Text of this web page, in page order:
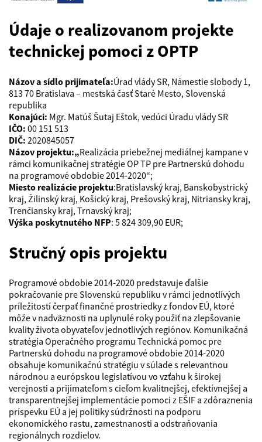
Údaje o realizovanom projekte
technickej pomoci z OPTP
Názov a sídlo prijímateľa:Úrad vlády SR, Námestie slobody 1,
813 70 Bratislava – mestská časť Staré Mesto, Slovenská
republika
Konajúci: Mgr. Matúš Šutaj Eštok, vedúci Úradu vlády SR
IČO: 00 151 513
DIČ: 2020845057
Názov projektu:„Realizácia priebežnej mediálnej kampane v
rámci komunikačnej stratégie OP TP pre Partnerskú dohodu
na programové obdobie 2014-2020“;
Miesto realizácie projektu:Bratislavský kraj, Banskobystrický
kraj, Žilinský kraj, Košický kraj, Prešovský kraj, Nitriansky kraj,
Trenčiansky kraj, Trnavský kraj;
Výška poskytnutého NFP: 5 824 309,90 EUR;
Stručný opis projektu
Programové obdobie 2014-2020 predstavuje ďalšie
pokračovanie pre Slovenskú republiku v rámci jednotlivých
príležitostí čerpať finančné prostriedky z fondov EÚ, ktoré
môže v nadväznosti na uplynulé roky použiť na zlepšovanie
kvality života obyvateľov jednotlivých regiónov. Komunikačná
stratégia Operačného programu Technická pomoc pre
Partnerskú dohodu na programové obdobie 2014-2020
obsahuje komunikačnú stratégiu v súlade s relevantnou
národnou a európskou legislatívou vo vzťahu k širokej
verejnosti a prijímateľom s cieľom kvalitnejšej, efektívnejšej a
transparentnejšej implementácie pomoci z EŠIF a zdôraznenia
príspevku EÚ a jej politiky súdržnosti na podporu
ekonomického rastu, zamestnanosti a odstraňovania
regionálnych rozdielov.